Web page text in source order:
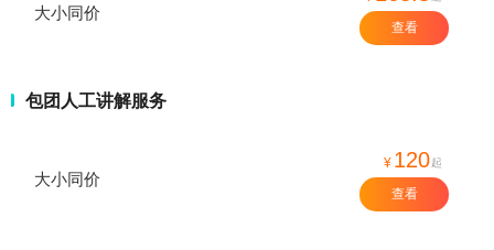
大小同价
查看
包团人工讲解服务
大小同价
¥ 120起
查看